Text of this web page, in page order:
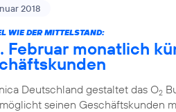
2018
WIE DER MITTELSTAND:
Februar monatlich
Deutschland gestaltet das O2
seinen Geschäftskunden